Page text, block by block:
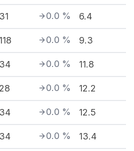
31 0.0 % 6.4
118 0.0 % 9.3
34 0.0 % 11.8
28 0.0 % 12.2
34 0.0 % 12.5
34 0.0 % 13.4